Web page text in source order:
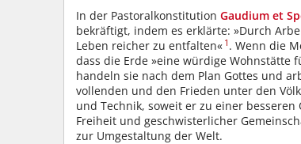
In der Pastoralkonstitution Gaudium et
bekräftigt, indem es erklärte: »Durch
Leben reicher zu entfalten« 1 . Wenn die
dass die Erde »eine würdige Wohnstätte
handeln sie nach dem Plan Gottes und
vollenden und den Frieden unter den
und Technik, soweit er zu einer
Freiheit und geschwisterlicher
zur Umgestaltung der Welt.